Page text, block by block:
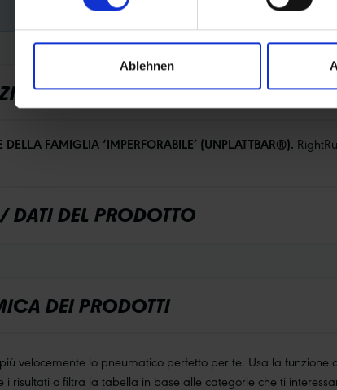
Ablehnen
SUL PRODOTTO
DELLA FAMIGLIA ‘IMPERFORABILE’ (UNPLATTBAR®).
DATI DEL PRODOTTO
DEI PRODOTTI
velocemente lo pneumatico perfetto per te. Usa la funzione
i risultati o filtra la tabella in base alle categorie che ti